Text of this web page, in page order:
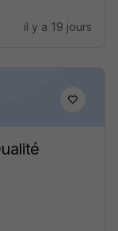
il y a 19 jours